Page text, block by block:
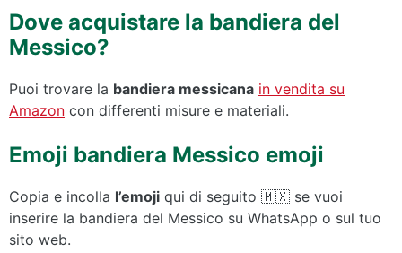
Dove acquistare la bandiera del
Messico?
Puoi trovare la bandiera messicana in vendita su
Amazon con differenti misure e materiali.
Emoji bandiera Messico emoji
Copia e incolla l’emoji qui di seguito 🇲🇽 se vuoi
inserire la bandiera del Messico su WhatsApp o sul tuo
sito web.